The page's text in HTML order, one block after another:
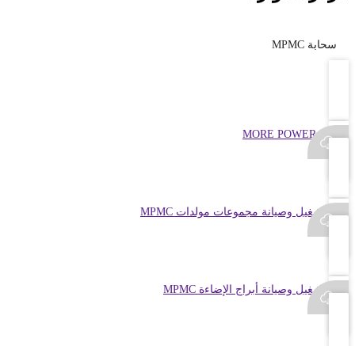
سحابة MPMC
سحابة MORE POWER
دليل تشغيل وصيانة مجموعات مولدات MPMC
دليل تشغيل وصيانة أبراج الإضاءة MPMC